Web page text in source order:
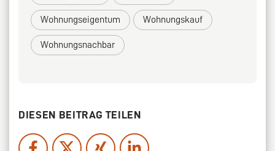
Wohnungseigentum Wohnungskauf
Wohnungsnachbar
DIESEN BEITRAG TEILEN